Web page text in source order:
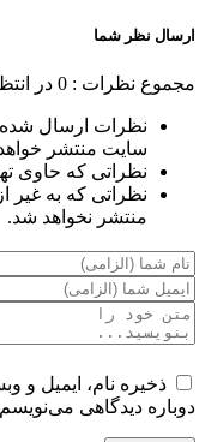
ارسال نظر شما
مجموع نظرات : 0 در
نظرات ارسال شده
سایت منتشر
نظراتی که حاوی
نظراتی که به غیر
منتشر نخواهد شد.
ذخیره نام، ایمیل و
دوباره دیدگاهی